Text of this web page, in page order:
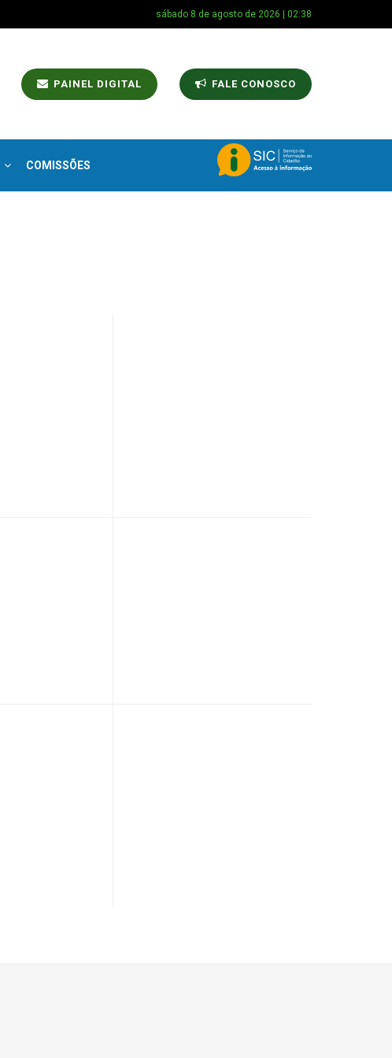
sábado 8 de agosto de 2026 | 02:38
PAINEL DIGITAL FALE CONOSCO
COMISSÕES